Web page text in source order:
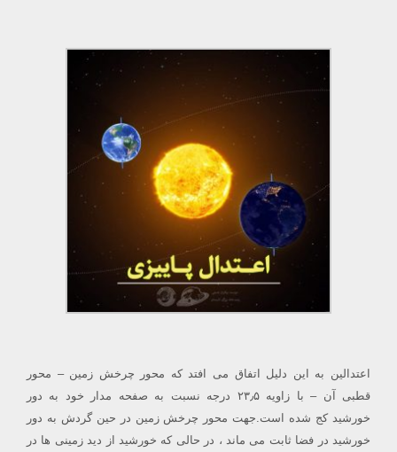
اعتدالین به این دلیل اتفاق می افتد که محور چرخش زمین – محور
قطبی آن – با زاویه ۲۳٫۵ درجه نسبت به صفحه مدار خود به دور
خورشید کج شده است.جهت محور چرخش زمین در حین گردش به دور
خورشید در فضا ثابت می ماند ، در حالی که خورشید از دید زمینی ها در